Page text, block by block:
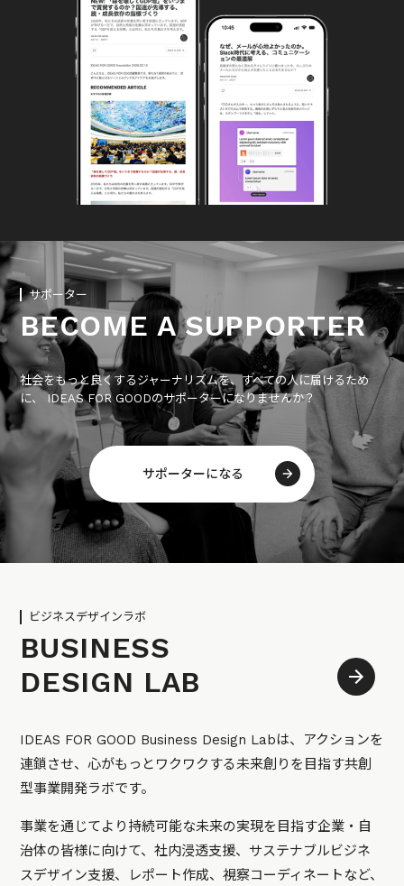
サポーター
BECOME A SUPPORTER
社会をもっと良くするジャーナリズムを、すべての人に届けるため
に、 IDEAS FOR GOODのサポーターになりませんか？
サポーターになる
ビジネスデザインラボ
BUSINESS
DESIGN LAB
IDEAS FOR GOOD Business Design Labは、アクションを
連鎖させ、心がもっとワクワクする未来創りを目指す共創
型事業開発ラボです。
事業を通じてより持続可能な未来の実現を目指す企業・自
治体の皆様に向けて、社内浸透支援、サステナブルビジネ
スデザイン支援、レポート作成、視察コーディネートなど、